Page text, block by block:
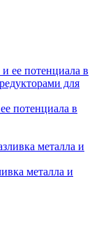
потенциала в
металла и